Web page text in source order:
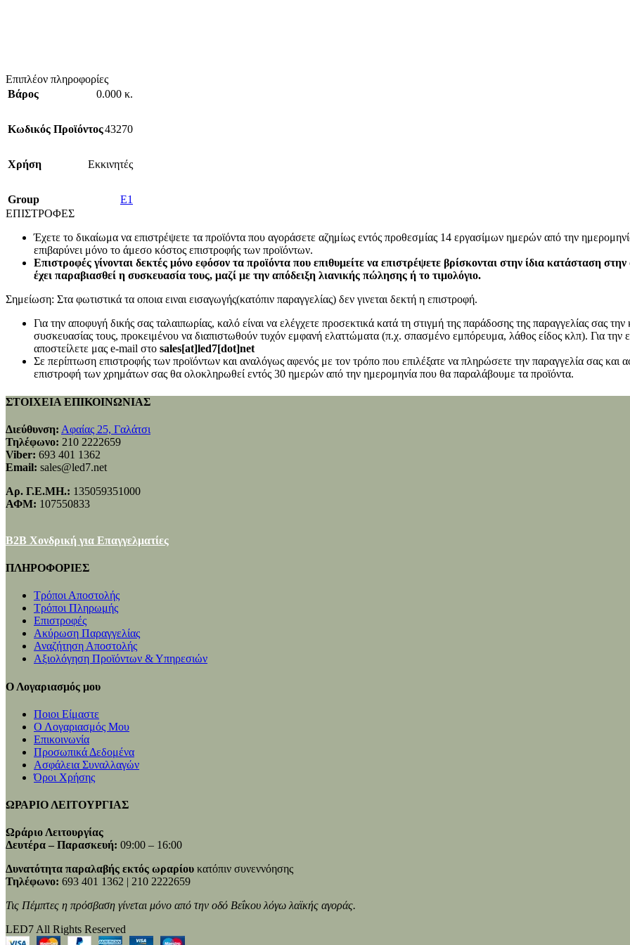
Επιπλέον πληροφορίες
Βάρος
0.000 κ.
Κωδικός Προϊόντος43270
Χρήση Εκκινητές
Group
E1
ΕΠΙΣΤΡΟΦΕΣ
Έχετε το δικαίωμα να επιστρέψετε τα προϊόντα που αγοράσετε αζημίως εντός προθεσμίας 14 εργασίμων ημερών από την
επιβαρύνει μόνο το άμεσο κόστος επιστροφής των προϊόντων.
Επιστροφές γίνονται δεκτές μόνο εφόσον τα προϊόντα που επιθυμείτε να επιστρέψετε βρίσκονται στην ίδια κατάσταση
έχει παραβιασθεί η συσκευασία τους, μαζί με την απόδειξη λιανικής πώλησης ή το τιμολόγιο.
Σημείωση: Στα φωτιστικά τα οποια ειναι εισαγωγής(κατόπιν παραγγελίας) δεν γινεται δεκτή η επιστροφή.
Για την αποφυγή δικής σας ταλαιπωρίας, καλό είναι να ελέγχετε προσεκτικά κατά τη στιγμή της παράδοσης της παραγγελίας σας
συσκευασίας τους, προκειμένου να διαπιστωθούν τυχόν εμφανή ελαττώματα (π.χ. σπασμένο εμπόρευμα, λάθος είδος κλπ). Για την
αποστείλετε μας e-mail στο sales[at]led7[dot]net
Σε περίπτωση επιστροφής των προϊόντων και αναλόγως αφενός με τον τρόπο που επιλέξατε να πληρώσετε την παραγγελία σας και
επιστροφή των χρημάτων σας θα ολοκληρωθεί εντός 30 ημερών από την ημερομηνία που θα παραλάβουμε τα προϊόντα.
ΣΤΟΙΧΕΙΑ ΕΠΙΚΟΙΝΩΝΙΑΣ
Διεύθυνση: Αφαίας 25, Γαλάτσι
Τηλέφωνο: 210 2222659
Viber: 693 401 1362
Email: sales@led7.net
Αρ. Γ.Ε.ΜΗ.: 135059351000
ΑΦΜ: 107550833
B2B Χονδρική για Επαγγελματίες
ΠΛΗΡΟΦΟΡΙΕΣ
Τρόποι Αποστολής
Τρόποι Πληρωμής
Επιστροφές
Ακύρωση Παραγγελίας
Αναζήτηση Αποστολής
Αξιολόγηση Προϊόντων & Υπηρεσιών
Ο Λογαριασμός μου
Ποιοι Είμαστε
Ο Λογαριασμός Μου
Επικοινωνία
Προσωπικά Δεδομένα
Ασφάλεια Συναλλαγών
Όροι Χρήσης
ΩΡΑΡΙΟ ΛΕΙΤΟΥΡΓΙΑΣ
Ωράριο Λειτουργίας
Δευτέρα – Παρασκευή: 09:00 – 16:00
Δυνατότητα παραλαβής εκτός ωραρίου κατόπιν συνεννόησης
Τηλέφωνο: 693 401 1362 | 210 2222659
Τις Πέμπτες η πρόσβαση γίνεται μόνο από την οδό Βεΐκου λόγω λαϊκής αγοράς.
LED7 All Rights Reserved